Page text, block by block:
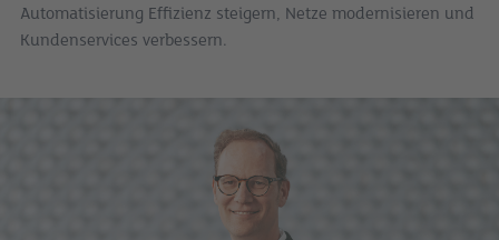
Automatisierung Effizienz steigern, Netze modernisieren und
Kundenservices verbessern.